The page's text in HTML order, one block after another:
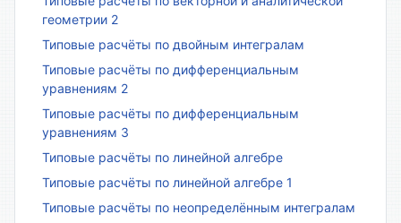
геометрии 2
Типовые расчёты по двойным интегралам
Типовые расчёты по дифференциальным
уравнениям 2
Типовые расчёты по дифференциальным
уравнениям 3
Типовые расчёты по линейной алгебре
Типовые расчёты по линейной алгебре 1
Типовые расчёты по неопределённым интегралам